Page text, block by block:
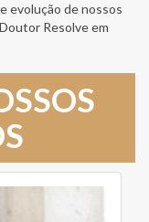
evolução de nossos
Resolve em